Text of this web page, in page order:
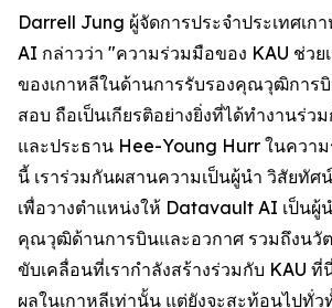
Darrell Jung ผู้จัดการประจำประเทศเ
AI กล่าวว่า "ความร่วมมือของ KAU ช่วย
ของเกาหลีในด้านการรับรองคุณวุฒิการ
สอบ ถือเป็นเกียรติอย่างยิ่งที่ได้ทำงานร่ว
และประธาน Hee-Young Hurr ในควา
นี้ เราร่วมกันผสานความเป็นผู้นำ วิสัยทัศ
เพื่อวางตำแหน่งให้ Datavault AI เป็นผู้
คุณวุฒิด้านการบินและอวกาศ รวมถึงนวั
ขับเคลื่อนที่เรากำลังสร้างร่วมกับ KAU ที่
ผลในเกาหลีเท่านั้น แต่ยังจะสะท้อนไปทั่